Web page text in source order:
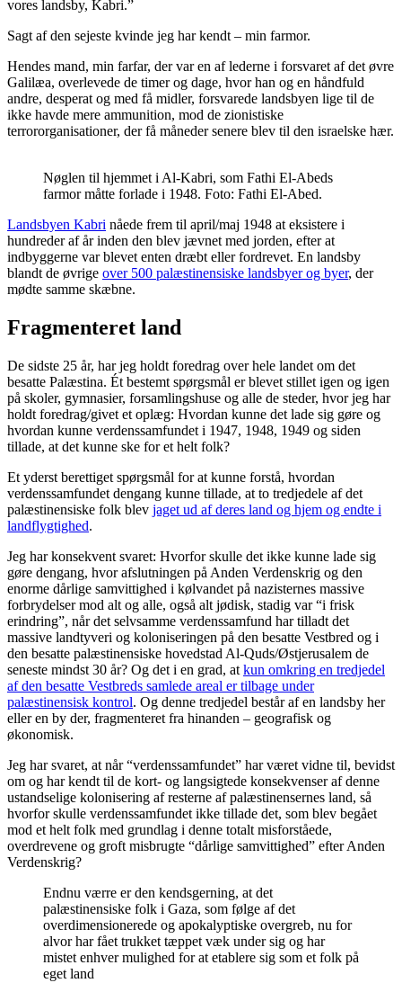
vores landsby, Kabri.”
Sagt af den sejeste kvinde jeg har kendt – min farmor.
Hendes mand, min farfar, der var en af lederne i forsvaret af det øvre
Galilæa, overlevede de timer og dage, hvor han og en håndfuld
andre, desperat og med få midler, forsvarede landsbyen lige til de
ikke havde mere ammunition, mod de zionistiske
terrororganisationer, der få måneder senere blev til den israelske hær.
Nøglen til hjemmet i Al-Kabri, som Fathi El-Abeds
farmor måtte forlade i 1948. Foto: Fathi El-Abed.
Landsbyen Kabri nåede frem til april/maj 1948 at eksistere i
hundreder af år inden den blev jævnet med jorden, efter at
indbyggerne var blevet enten dræbt eller fordrevet. En landsby
blandt de øvrige over 500 palæstinensiske landsbyer og byer, der
mødte samme skæbne.
Fragmenteret land
De sidste 25 år, har jeg holdt foredrag over hele landet om det
besatte Palæstina. Ét bestemt spørgsmål er blevet stillet igen og igen
på skoler, gymnasier, forsamlingshuse og alle de steder, hvor jeg har
holdt foredrag/givet et oplæg: Hvordan kunne det lade sig gøre og
hvordan kunne verdenssamfundet i 1947, 1948, 1949 og siden
tillade, at det kunne ske for et helt folk?
Et yderst berettiget spørgsmål for at kunne forstå, hvordan
verdenssamfundet dengang kunne tillade, at to tredjedele af det
palæstinensiske folk blev jaget ud af deres land og hjem og endte i
landflygtighed.
Jeg har konsekvent svaret: Hvorfor skulle det ikke kunne lade sig
gøre dengang, hvor afslutningen på Anden Verdenskrig og den
enorme dårlige samvittighed i kølvandet på nazisternes massive
forbrydelser mod alt og alle, også alt jødisk, stadig var “i frisk
erindring”, når det selvsamme verdenssamfund har tilladt det
massive landtyveri og koloniseringen på den besatte Vestbred og i
den besatte palæstinensiske hovedstad Al-Quds/Østjerusalem de
seneste mindst 30 år? Og det i en grad, at kun omkring en tredjedel
af den besatte Vestbreds samlede areal er tilbage under
palæstinensisk kontrol. Og denne tredjedel består af en landsby her
eller en by der, fragmenteret fra hinanden – geografisk og
økonomisk.
Jeg har svaret, at når “verdenssamfundet” har været vidne til, bevidst
om og har kendt til de kort- og langsigtede konsekvenser af denne
ustandselige kolonisering af resterne af palæstinensernes land, så
hvorfor skulle verdenssamfundet ikke tillade det, som blev begået
mod et helt folk med grundlag i denne totalt misforståede,
overdrevene og groft misbrugte “dårlige samvittighed” efter Anden
Verdenskrig?
Endnu værre er den kendsgerning, at det
palæstinensiske folk i Gaza, som følge af det
overdimensionerede og apokalyptiske overgreb, nu for
alvor har fået trukket tæppet væk under sig og har
mistet enhver mulighed for at etablere sig som et folk på
eget land